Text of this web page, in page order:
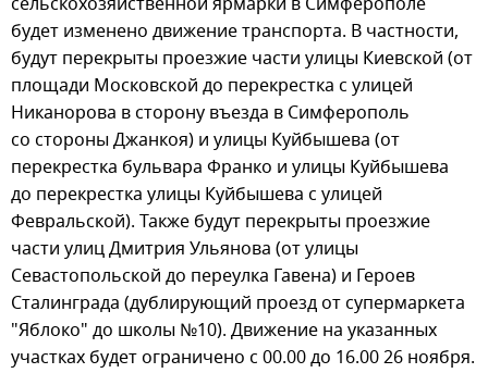
будет изменено движение транспорта. В частности,
будут перекрыты проезжие части улицы Киевской (от
площади Московской до перекрестка с улицей
Никанорова в сторону въезда в Симферополь
со стороны Джанкоя) и улицы Куйбышева (от
перекрестка бульвара Франко и улицы Куйбышева
до перекрестка улицы Куйбышева с улицей
Февральской). Также будут перекрыты проезжие
части улиц Дмитрия Ульянова (от улицы
Севастопольской до переулка Гавена) и Героев
Сталинграда (дублирующий проезд от супермаркета
"Яблоко" до школы №10). Движение на указанных
участках будет ограничено с 00.00 до 16.00 26 ноября.